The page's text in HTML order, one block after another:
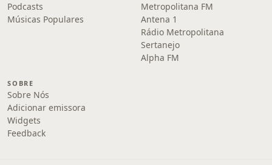
Podcasts
Músicas Populares
Metropolitana FM
Antena 1
Rádio Metropolitana
Sertanejo
Alpha FM
SOBRE
Sobre Nós
Adicionar emissora
Widgets
Feedback